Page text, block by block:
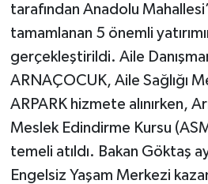
tarafından Anadolu
tamamlanan 5 önemli
gerçekleştirildi. Aile
ARNAÇOCUK, Aile Sağlığı
ARPARK hizmete alınırken,
Meslek Edindirme Kursu
temeli atıldı. Bakan Göktaş
Engelsiz Yaşam Merkezi